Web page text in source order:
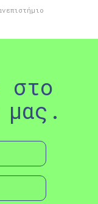
στο